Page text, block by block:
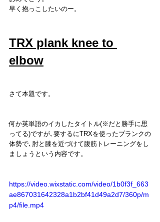
早く抱っこしたいのー。
TRX plank knee to
elbow
さて本題です。
何か英単語のイカしたタイトル(※だと勝手に思
ってる)ですが､要するにTRXを使ったプランクの
体勢で､肘と膝を近づけて腹筋トレーニングをし
ましょうという内容です。
https://video.wixstatic.com/video/1b0f3f_663
ae867031642328a1b2bf41d49a2d7/360p/m
p4/file.mp4